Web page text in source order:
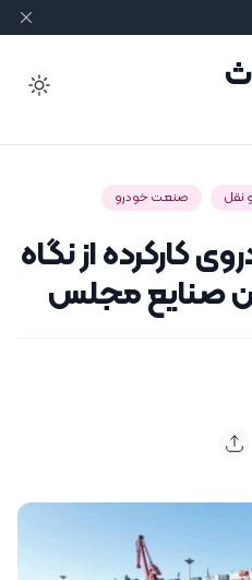
نقل صنعت خودرو
کارکرده از نگاه
صنایع مجلس